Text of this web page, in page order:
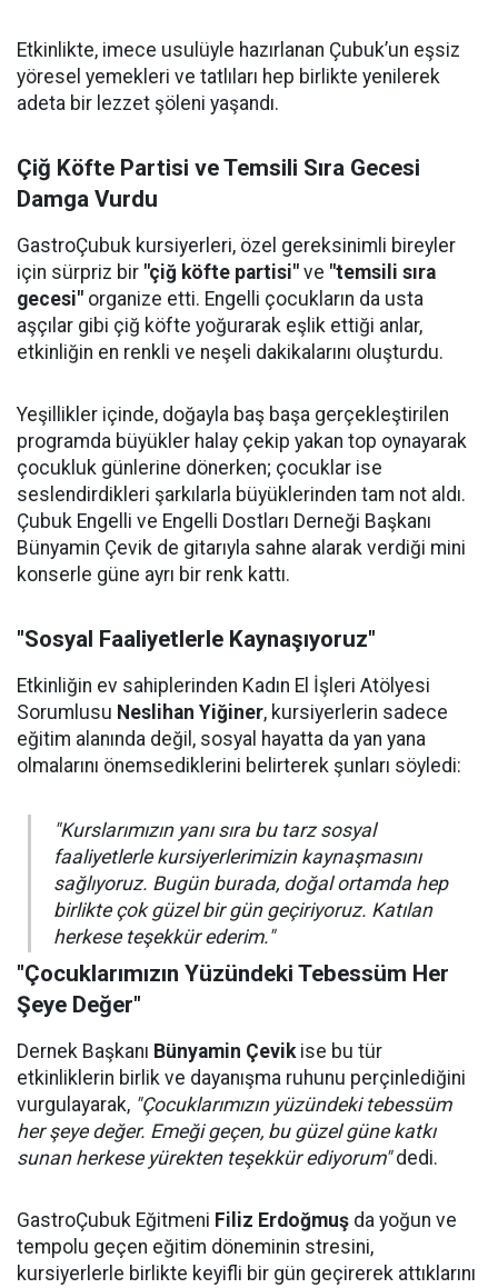
Etkinlikte, imece usulüyle hazırlanan Çubuk’un eşsiz
yöresel yemekleri ve tatlıları hep birlikte yenilerek
adeta bir lezzet şöleni yaşandı.
Çiğ Köfte Partisi ve Temsili Sıra Gecesi
Damga Vurdu
GastroÇubuk kursiyerleri, özel gereksinimli bireyler
için sürpriz bir "çiğ köfte partisi" ve "temsili sıra
gecesi" organize etti. Engelli çocukların da usta
aşçılar gibi çiğ köfte yoğurarak eşlik ettiği anlar,
etkinliğin en renkli ve neşeli dakikalarını oluşturdu.
Yeşillikler içinde, doğayla baş başa gerçekleştirilen
programda büyükler halay çekip yakan top oynayarak
çocukluk günlerine dönerken; çocuklar ise
seslendirdikleri şarkılarla büyüklerinden tam not aldı.
Çubuk Engelli ve Engelli Dostları Derneği Başkanı
Bünyamin Çevik de gitarıyla sahne alarak verdiği mini
konserle güne ayrı bir renk kattı.
"Sosyal Faaliyetlerle Kaynaşıyoruz"
Etkinliğin ev sahiplerinden Kadın El İşleri Atölyesi
Sorumlusu Neslihan Yiğiner, kursiyerlerin sadece
eğitim alanında değil, sosyal hayatta da yan yana
olmalarını önemsediklerini belirterek şunları söyledi:
"Kurslarımızın yanı sıra bu tarz sosyal
faaliyetlerle kursiyerlerimizin kaynaşmasını
sağlıyoruz. Bugün burada, doğal ortamda hep
birlikte çok güzel bir gün geçiriyoruz. Katılan
herkese teşekkür ederim."
"Çocuklarımızın Yüzündeki Tebessüm Her
Şeye Değer"
Dernek Başkanı Bünyamin Çevikise bu tür
etkinliklerin birlik ve dayanışma ruhunu perçinlediğini
vurgulayarak, "Çocuklarımızın yüzündeki tebessüm
her şeye değer. Emeği geçen, bu güzel güne katkı
sunan herkese yürekten teşekkür ediyorum"dedi.
GastroÇubuk Eğitmeni Filiz Erdoğmuş da yoğun ve
tempolu geçen eğitim döneminin stresini,
kursiyerlerle birlikte keyifli bir gün geçirerek attıklarını